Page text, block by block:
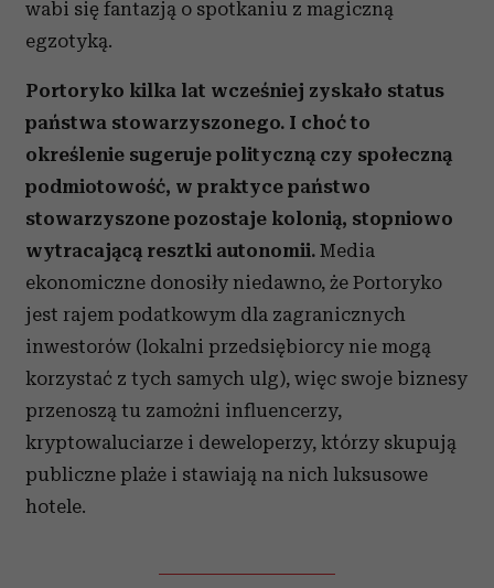
wabi się fantazją o spotkaniu z magiczną
egzotyką.
Portoryko kilka lat wcześniej zyskało status
państwa stowarzyszonego. I choć to
określenie sugeruje polityczną czy społeczną
podmiotowość, w praktyce państwo
stowarzyszone pozostaje kolonią, stopniowo
wytracającą resztki autonomii. Media
ekonomiczne donosiły niedawno, że Portoryko
jest rajem podatkowym dla zagranicznych
inwestorów (lokalni przedsiębiorcy nie mogą
korzystać z tych samych ulg), więc swoje biznesy
przenoszą tu zamożni influencerzy,
kryptowaluciarze i deweloperzy, którzy skupują
publiczne plaże i stawiają na nich luksusowe
hotele.